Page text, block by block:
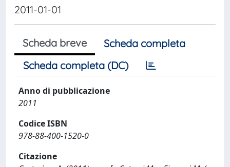
2011-01-01
Scheda breve
Scheda completa
Scheda completa (DC)
Anno di pubblicazione
2011
Codice ISBN
978-88-400-1520-0
Citazione